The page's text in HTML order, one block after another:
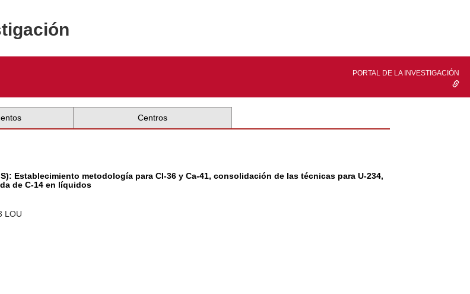
PORTAL DE LA INVESTIGACIÓN
Centros
Establecimiento metodología para CI-36 y Ca-41, consolidación de las técnicas para U-234,
de C-14 en líquidos
LOU